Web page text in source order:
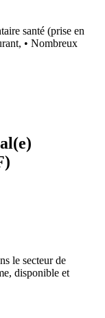
santé (prise en
• Nombreux
le secteur de
disponible et